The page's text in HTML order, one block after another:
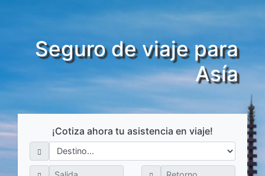
¡Cotiza ahora tu asistencia en viaje!
Seguro de viaje para
Asía